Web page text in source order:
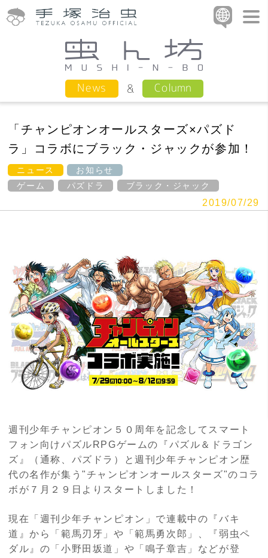
News Column
「チャンピオンオールスターズ×パズド
ラ」コラボにブラック・ジャックが参加！
ニュース
お知らせ
ゲーム
パズドラ ブラック・ジャック
2019/07/29
週刊少年チャンピオン５０周年を記念してスマート
フォン向けパズルRPGゲームの『パズル＆ドラゴン
ズ』（通称、パズドラ）と週刊少年チャンピオン歴
代の名作が集う"チャンピオンオールスターズ"のコラ
ボが７月２９日よりスタートしました！
現在「週刊少年チャンピオン」で連載中の『バキ
道』から「範馬刃牙」や「範馬勇次郎」、『弱虫ペ
ダル』の「小野田坂道」や「鳴子章吉」などが登